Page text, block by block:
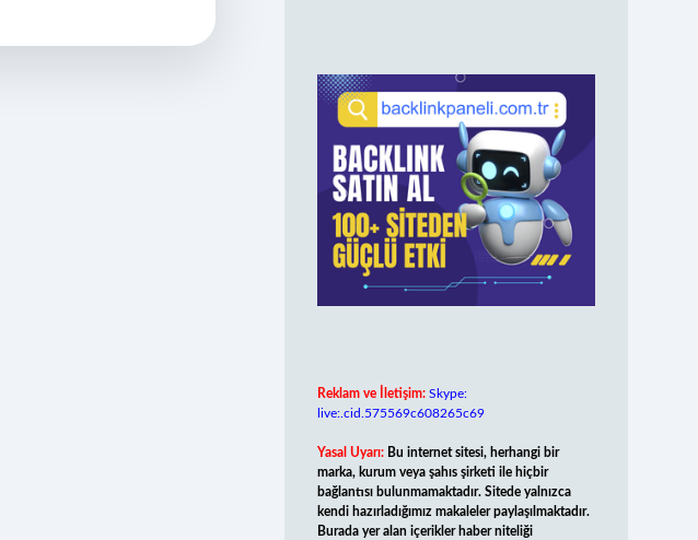
Reklam ve İletişim: Skype:
live:.cid.575569c608265c69
Yasal Uyarı: Bu internet sitesi, herhangi bir
marka, kurum veya şahıs şirketi ile hiçbir
bağlantısı bulunmamaktadır. Sitede yalnızca
kendi hazırladığımız makaleler paylaşılmaktadır.
Burada yer alan içerikler haber niteliği